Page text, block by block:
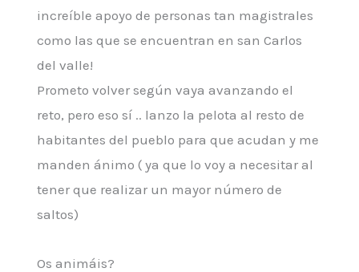
increíble apoyo de personas tan magistrales
como las que se encuentran en san Carlos
del valle!
Prometo volver según vaya avanzando el
reto, pero eso sí .. lanzo la pelota al resto de
habitantes del pueblo para que acudan y me
manden ánimo ( ya que lo voy a necesitar al
tener que realizar un mayor número de
saltos)
Os animáis?